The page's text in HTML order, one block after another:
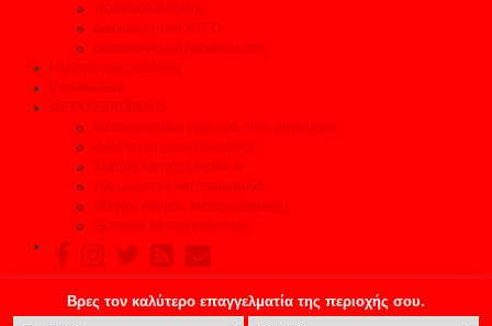
Τηλέφωνα Ανάγκης
Δικαιολογητικά ΚΤΕΟ
Δικαιολογητικά Ανακύκλωσης
Ηλεκτρονικές εκδόσεις
Επικοινωνία
ΜΕΤΑΧΕΙΡΙΣΜΕΝΟ
Μεταχειρισμένα μέχρι και 35% φτηνότερα
Αναζήτηση μεταχειρισμένου
Δοκιμές Μεταχειρισμένων
Αγοράζοντας Μεταχειρισμένο
Οδηγός Αγοράς Μεταχειρισμένου
Έμποροι Μεταχειρισμένων